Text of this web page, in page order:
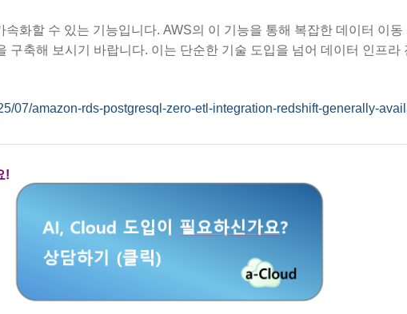
화할 수 있는 기능입니다. AWS의 이 기능을 통해 복잡한 데이터 이동
구축해 보시기 바랍니다. 이는 단순한 기술 도입을 넘어 데이터 인프라
07/amazon-rds-postgresql-zero-etl-integration-redshift-generally-
!